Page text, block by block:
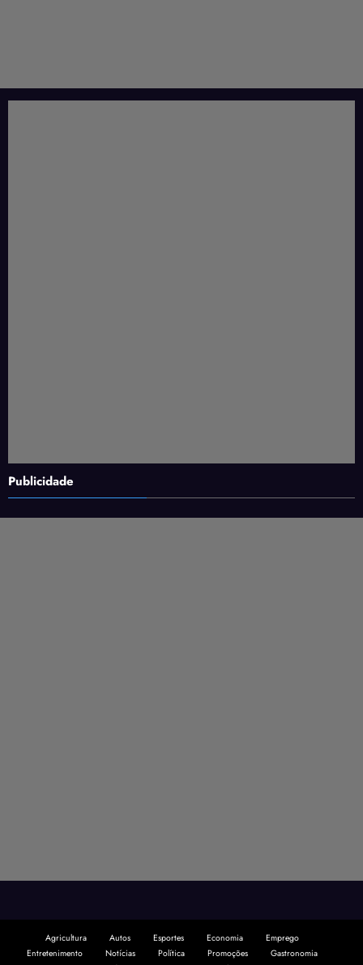
Agricultura Autos Esportes Economia
Emprego
Projetado e desenvolvido por
SiteUp Studio Theme 2026 | Powered BySpiceThemes